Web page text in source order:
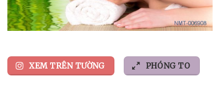
XEM TRÊN TƯỜNG PHÓNG TO